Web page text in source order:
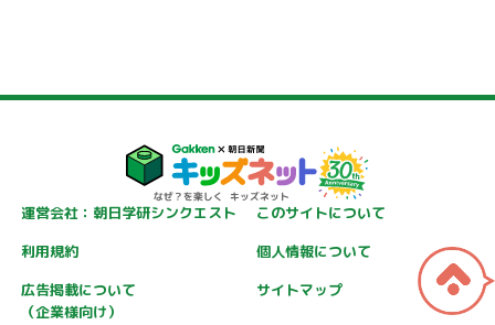
運営会社：朝日学研シンクエスト
このサイトについて
利用規約
個人情報について
広告掲載について
（企業様向け）
サイトマップ